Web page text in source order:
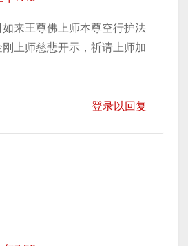
来王尊佛上师本尊空行护法
上师慈悲开示，祈请上师加
登录以回复